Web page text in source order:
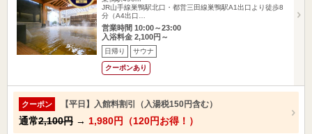
JR山手線巣鴨駅北口・都営三田線巣鴨駅A1出口より徒歩8
分（A4出口…
営業時間 10:00～23:00
入浴料金 2,100円～
日帰り サウナ
クーポンあり
クーポン 【平日】入館料割引（入湯税150円含む）
通常2,100円 → 1,980円（120円お得！）